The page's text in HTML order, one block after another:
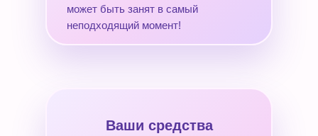
может быть занят в самый
неподходящий момент!
Ваши средства